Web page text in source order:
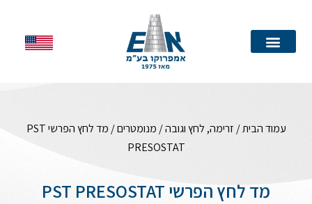
עמוד הבית/ זרימה, לחץ וגובה/ מנומטרים
/ מד לחץ הפרשי PST
PRESOSTAT
מד לחץ הפרשי PST PRESOSTAT